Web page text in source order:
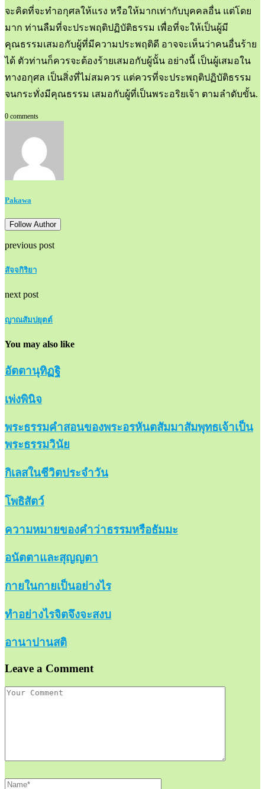
จะคิดที่จะทำอกุศลให้แรง หรือให้มากเท่ากับบุคคลอื่น แต่โดย
มาก ท่านลืมที่จะประพฤติปฏิบัติธรรม เพื่อที่จะให้เป็นผู้มี
คุณธรรมเสมอกับผู้ที่มีความประพฤติดี อาจจะเห็นว่าคนอื่นร้าย
ได้ ตัวท่านก็ควรจะต้องร้ายเสมอกับผู้นั้น อย่างนี้ เป็นผู้เสมอใน
ทางอกุศล เป็นสิ่งที่ไม่สมควร แต่ควรที่จะประพฤติปฏิบัติธรรม
จนกระทั่งมีคุณธรรม เสมอกับผู้ที่เป็นพระอริยเจ้า ตามลำดับขั้น.
0 comments
Pakawa
Follow Author
previous post
สัจจกิริยา
next post
ญาณสัมปยุตต์
You may also like
อัตตานุทิฏฐิ
เพ่งพินิจ
พระธรรมคำสอนของพระอรหันตสัมมาสัมพุทธเจ้าเป็น
พระธรรมวินัย
กิเลสในชีวิตประจำวัน
โพธิสัตว์
ความหมายของคำว่าธรรมหรือธัมมะ
อนัตตาและสุญญตา
กายในกายเป็นอย่างไร
ทำอย่างไรจิตจึงจะสงบ
อานาปานสติ
Leave a Comment